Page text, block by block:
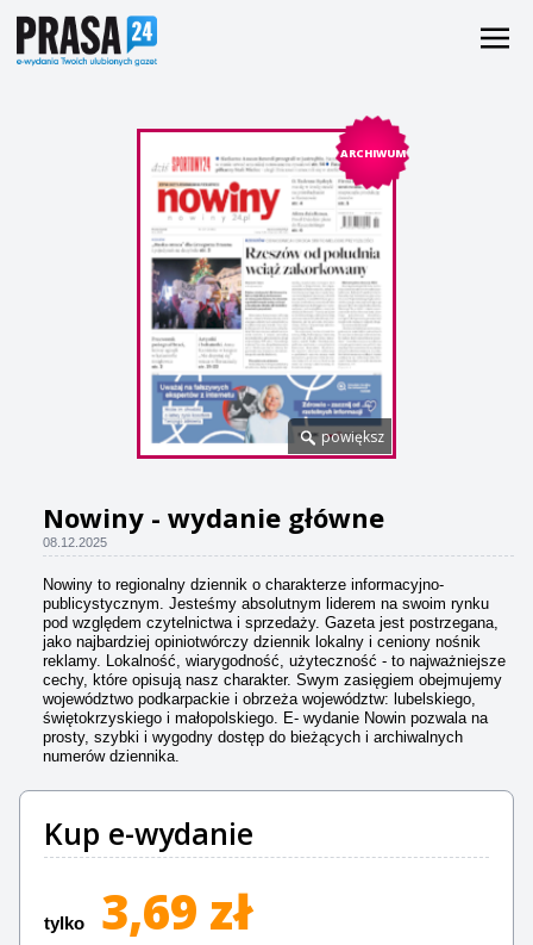
ARCHIWUM
powiększ
Nowiny - wydanie główne
08.12.2025
Nowiny to regionalny dziennik o charakterze informacyjno-
publicystycznym. Jesteśmy absolutnym liderem na swoim rynku
pod względem czytelnictwa i sprzedaży. Gazeta jest postrzegana,
jako najbardziej opiniotwórczy dziennik lokalny i ceniony nośnik
reklamy. Lokalność, wiarygodność, użyteczność - to najważniejsze
cechy, które opisują nasz charakter. Swym zasięgiem obejmujemy
województwo podkarpackie i obrzeża województw: lubelskiego,
świętokrzyskiego i małopolskiego. E- wydanie Nowin pozwala na
prosty, szybki i wygodny dostęp do bieżących i archiwalnych
numerów dziennika.
Kup e-wydanie
tylko 3,69 zł